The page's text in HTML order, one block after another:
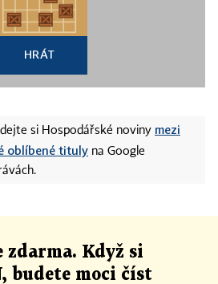
HRÁT
si Hospodářské noviny mezi
oblíbené tituly na Google
zdarma. Když si
budete moci číst